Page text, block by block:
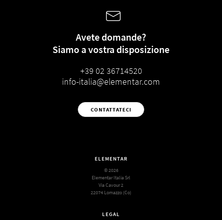
Avete domande?
Siamo a vostra disposizione
+39 02 36714520
info-italia@elementar.com
CONTATTATECI
ELEMENTAR
© 2026
Elementar Italia Srl
Via Cavour 2
22074 Lomazzo (Co)
LEGAL